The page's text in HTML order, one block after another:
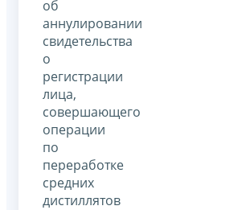
об
аннулировании
свидетельства
о
регистрации
лица,
совершающего
операции
по
переработке
средних
дистиллятов